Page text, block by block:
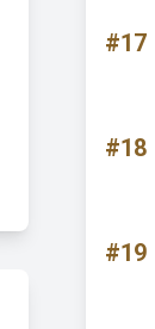
#17
#18
#19